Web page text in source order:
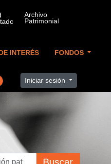
INTERÉS FONDOS
Iniciar sesión